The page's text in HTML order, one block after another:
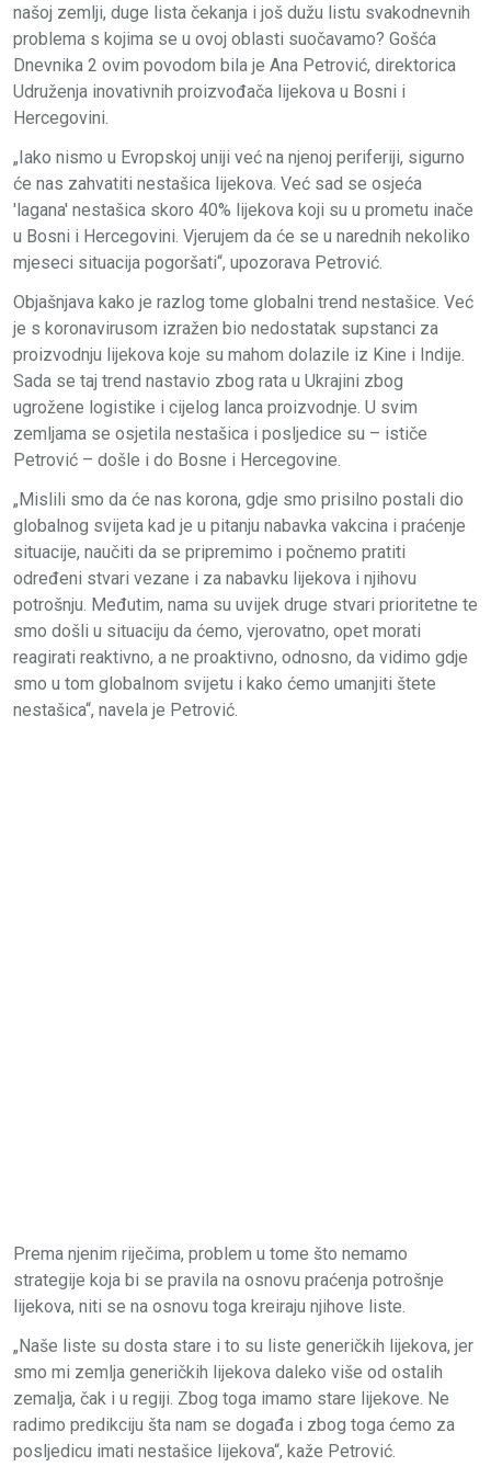
našoj zemlji, duge lista čekanja i još dužu listu svakodnevnih
problema s kojima se u ovoj oblasti suočavamo? Gošća
Dnevnika 2 ovim povodom bila je Ana Petrović, direktorica
Udruženja inovativnih proizvođača lijekova u Bosni i
Hercegovini.
„Iako nismo u Evropskoj uniji već na njenoj periferiji, sigurno
će nas zahvatiti nestašica lijekova. Već sad se osjeća
'lagana' nestašica skoro 40% lijekova koji su u prometu inače
u Bosni i Hercegovini. Vjerujem da će se u narednih nekoliko
mjeseci situacija pogoršati“, upozorava Petrović.
Objašnjava kako je razlog tome globalni trend nestašice. Već
je s koronavirusom izražen bio nedostatak supstanci za
proizvodnju lijekova koje su mahom dolazile iz Kine i Indije.
Sada se taj trend nastavio zbog rata u Ukrajini zbog
ugrožene logistike i cijelog lanca proizvodnje. U svim
zemljama se osjetila nestašica i posljedice su – ističe
Petrović – došle i do Bosne i Hercegovine.
„Mislili smo da će nas korona, gdje smo prisilno postali dio
globalnog svijeta kad je u pitanju nabavka vakcina i praćenje
situacije, naučiti da se pripremimo i počnemo pratiti
određeni stvari vezane i za nabavku lijekova i njihovu
potrošnju. Međutim, nama su uvijek druge stvari prioritetne te
smo došli u situaciju da ćemo, vjerovatno, opet morati
reagirati reaktivno, a ne proaktivno, odnosno, da vidimo gdje
smo u tom globalnom svijetu i kako ćemo umanjiti štete
nestašica“, navela je Petrović.
Prema njenim riječima, problem u tome što nemamo
strategije koja bi se pravila na osnovu praćenja potrošnje
lijekova, niti se na osnovu toga kreiraju njihove liste.
„Naše liste su dosta stare i to su liste generičkih lijekova, jer
smo mi zemlja generičkih lijekova daleko više od ostalih
zemalja, čak i u regiji. Zbog toga imamo stare lijekove. Ne
radimo predikciju šta nam se događa i zbog toga ćemo za
posljedicu imati nestašice lijekova“, kaže Petrović.